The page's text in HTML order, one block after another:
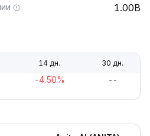
1.00B
14 дн. 30 дн.
-4.50% --